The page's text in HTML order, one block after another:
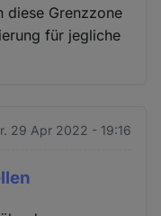
diese Grenzzone
für jegliche
29 Apr 2022 - 19:16